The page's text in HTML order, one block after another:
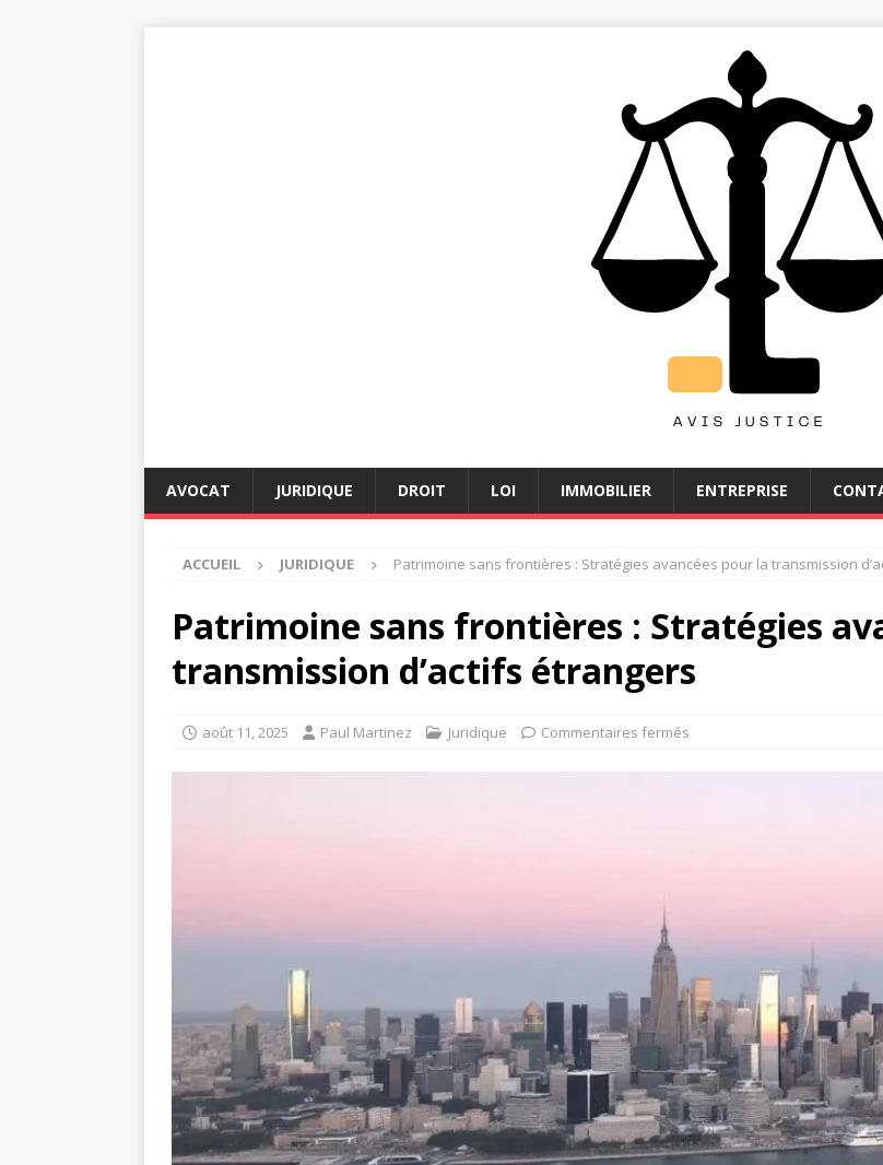
AVOCAT JURIDIQUE DROIT LOI IMMOBILIER ENTREPRISE
ACCUEIL JURIDIQUE Patrimoine sans frontières : Stratégies avancées pour la transmission
Patrimoine sans frontières : Stratégies
transmission d’actifs étrangers
août 11, 2025 Paul Martinez Juridique Commentaires fermés